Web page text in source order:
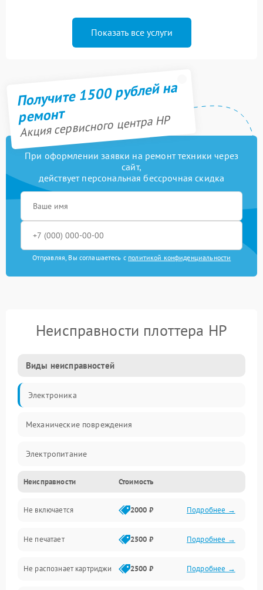
Показать все услуги
Получите 1500 рублей на
ремонт
Акция сервисного центра HP
При оформлении заявки на ремонт техники через
сайт,
действует персональная бессрочная скидка
Отправляя, Вы соглашаетесь с политикой конфиденциальности
Неисправности плоттера HP
Виды неисправностей
Электроника
Механические повреждения
Электропитание
Работа системы
Механика
Оптика
Программное обеспечение
Неисправности Стоимость
Не включается 2000 ₽ Подробнее →
Не печатает 2500 ₽ Подробнее →
Не распознает картриджи 2500 ₽ Подробнее →